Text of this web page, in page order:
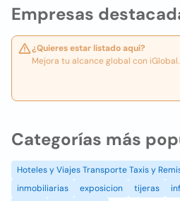
Empresas
¿Quieres estar listado aquí?
Mejora tu alcance global con iGlobal.
Categorías más
Hoteles y Viajes Transporte Taxis y
inmobiliarias
exposicion tijeras